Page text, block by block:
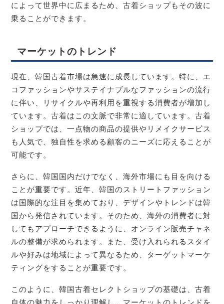
によって世界中に広まるため、古着ショップもその波に
乗ることができます。
マーケットのトレンド
現在、韓国古着市場は急速に成長しています。特に、エ
コファッションやサステイナブルなファッションの流行
に伴い、リサイクルや再利用を重視する消費者が増加し
ています。古着はこの文脈で非常に適しています。古着
ショップでは、一点物の商品の提供やリメイクサービス
も人気で、独自性を求める顧客のニーズに応えることが
可能です。
さらに、韓国国内だけでなく、海外市場にも目を向ける
ことが重要です。近年、韓国のストリートファッション
は国際的な注目を集めており、デザインやトレンドは韓
国から発信されています。そのため、海外の消費者に対
してもアプローチできるように、オンライン販売チャネ
ルの整備が求められます。また、受け入れられるスタイ
ルや好みは地域によって異なるため、ターゲットマーケ
ティングをすることが重要です。
このように、韓国古着セレクトショップの基礎は、古着
自体の魅力をしっかり理解し、マーケットのトレンドを